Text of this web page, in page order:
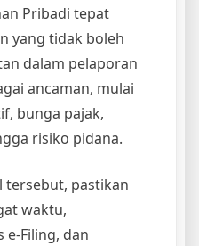
Pribadi tepat
yang tidak boleh
dalam pelaporan
ancaman, mulai
bunga pajak,
risiko pidana.
pastikan
waktu,
e-Filing, dan